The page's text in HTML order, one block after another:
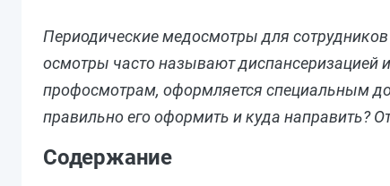
Периодические медосмотры для
осмотры часто называют
профосмотрам, оформляется специальным
правильно его оформить и куда направить?
Содержание